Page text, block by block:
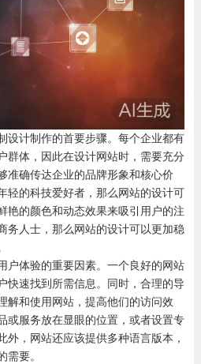
设计制作的首要步骤。每个企业都有
群体，因此在设计网站时，需要充分
准确传达企业的品牌形象和核心价
轻的科技爱好者，那么网站的设计可
艳的颜色和动态效果来吸引用户的注
务人士，那么网站的设计可以更加稳
户体验的重要因素。一个良好的网站
快速找到所需信息。同时，合理的导
解和使用网站，提高他们的访问效
或服务放在显眼的位置，或者设置专
外，网站还应该提供多种语言版本，
需要。